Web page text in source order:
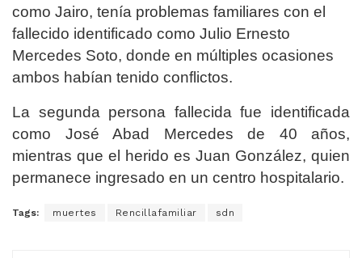
como Jairo, tenía problemas familiares con el
fallecido identificado como Julio Ernesto
Mercedes Soto, donde en múltiples ocasiones
ambos habían tenido conflictos.
La segunda persona fallecida fue identificada
como José Abad Mercedes de 40 años,
mientras que el herido es Juan González, quien
permanece ingresado en un centro hospitalario.
Tags: muertes Rencillafamiliar sdn